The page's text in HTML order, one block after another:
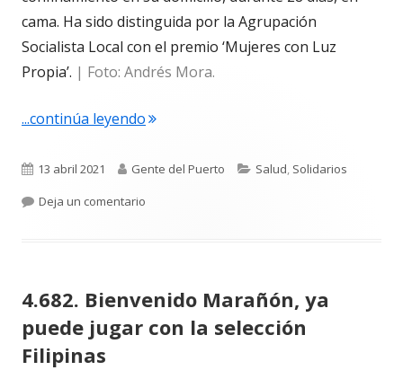
cama. Ha sido distinguida por la Agrupación
Socialista Local con el premio ‘Mujeres con Luz
Propia’. | Foto: Andrés Mora.
...continúa leyendo"4.683. Rocío Sánchez Narváez.
Publicado
el
13 abril 2021 Autor
Gente del Puerto Categorías
Salud, Solidarios
Deja un comentario
4.682. Bienvenido Marañón, ya
puede jugar con la selección
Filipinas